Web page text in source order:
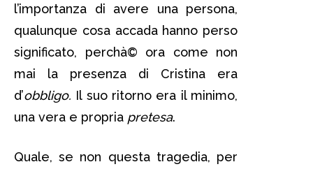
l’importanza di avere una persona,
qualunque cosa accada hanno perso
significato, perchà© ora come non
mai la presenza di Cristina era
d’obbligo. Il suo ritorno era il minimo,
una vera e propria pretesa.
Quale, se non questa tragedia, per